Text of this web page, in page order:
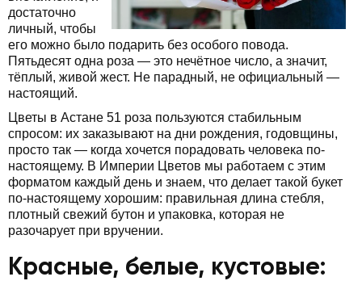
достаточно
личный, чтобы
его можно было подарить без особого повода.
Пятьдесят одна роза — это нечётное число, а значит,
тёплый, живой жест. Не парадный, не официальный —
настоящий.
Цветы в Астане 51 роза пользуются стабильным
спросом: их заказывают на дни рождения, годовщины,
просто так — когда хочется порадовать человека по-
настоящему. В Империи Цветов мы работаем с этим
форматом каждый день и знаем, что делает такой букет
по-настоящему хорошим: правильная длина стебля,
плотный свежий бутон и упаковка, которая не
разочарует при вручении.
Красные, белые, кустовые: